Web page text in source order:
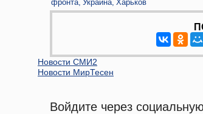
фронта Украина Харьков
Новости СМИ2
Новости МирТесен
Войдите через